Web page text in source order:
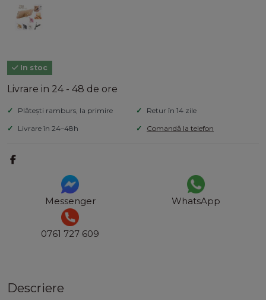
In stoc
Livrare in 24 - 48 de ore
Plătești ramburs, la primire
Retur în 14 zile
Livrare în 24–48h
Comandă la telefon
Messenger WhatsApp
0761 727 609
Descriere